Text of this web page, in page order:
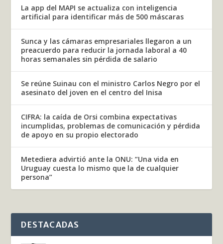
La app del MAPI se actualiza con inteligencia
artificial para identificar más de 500 máscaras
Sunca y las cámaras empresariales llegaron a un
preacuerdo para reducir la jornada laboral a 40
horas semanales sin pérdida de salario
Se reúne Suinau con el ministro Carlos Negro por el
asesinato del joven en el centro del Inisa
CIFRA: la caída de Orsi combina expectativas
incumplidas, problemas de comunicación y pérdida
de apoyo en su propio electorado
Metediera advirtió ante la ONU: “Una vida en
Uruguay cuesta lo mismo que la de cualquier
persona”
DESTACADAS